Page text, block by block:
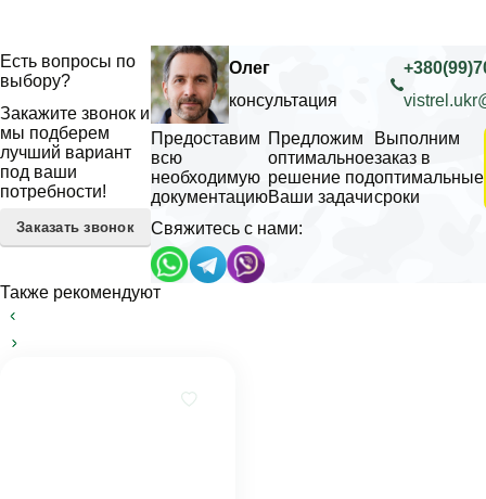
Есть вопросы по
выбору?
Закажите звонок и
мы подберем
лучший вариант
под ваши
потребности!
Заказать звонок
Олег
консультация
Предоставим
всю
необходимую
документацию
Предложим
оптимальное
решение под
Ваши задачи
Выполним
заказ в
оптимальные
сроки
Свяжитесь с нами:
Также рекомендуют